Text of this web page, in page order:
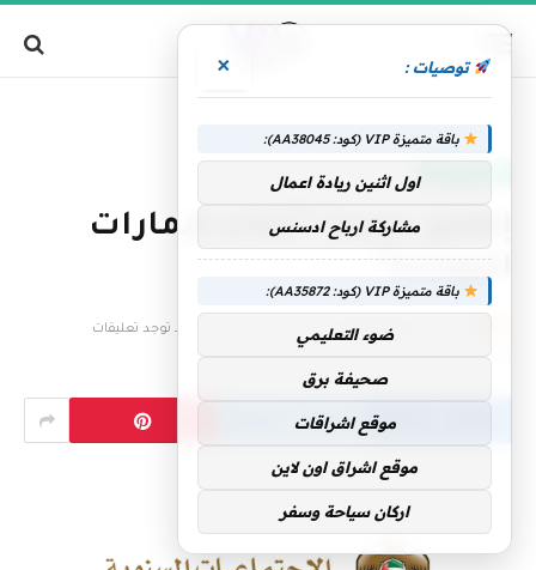
إطلاق منصة “أرقام الإمارات
الموحدة”
فريق التحرير لا توجد تعليقات
3 دقائق
توصيات : ×
باقة متميزة VIP (كود: AA38045):
اول اثنين ريادة اعمال
مشاركة ارباح ادسنس
باقة متميزة VIP (كود: AA35872):
ضوء التعليمي
صحيفة برق
موقع اشراقات
موقع اشراق اون لاين
اركان سياحة وسفر